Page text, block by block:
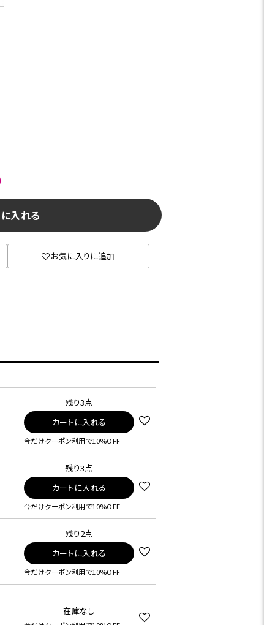
入れる
お気に入りに追加
残り3点
カートに入れる
今だけクーポン利用で10%OFF
残り3点
カートに入れる
今だけクーポン利用で10%OFF
残り2点
カートに入れる
今だけクーポン利用で10%OFF
在庫なし